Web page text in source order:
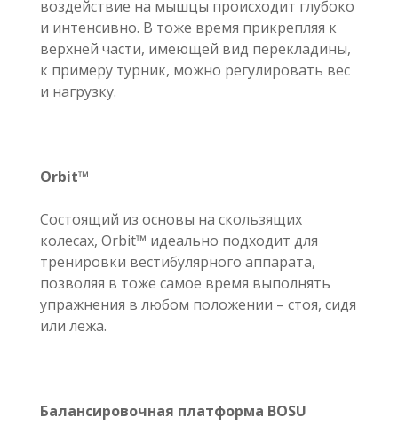
воздействие на мышцы происходит глубоко
и интенсивно. В тоже время прикрепляя к
верхней части, имеющей вид перекладины,
к примеру турник, можно регулировать вес
и нагрузку.
Orbit™
Состоящий из основы на скользящих
колесах, Orbit™ идеально подходит для
тренировки вестибулярного аппарата,
позволяя в тоже самое время выполнять
упражнения в любом положении – стоя, сидя
или лежа.
Балансировочная платформа BOSU